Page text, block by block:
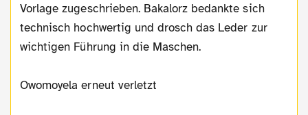
Vorlage zugeschrieben. Bakalorz bedankte sich
technisch hochwertig und drosch das Leder zur
wichtigen Führung in die Maschen.
Owomoyela erneut verletzt